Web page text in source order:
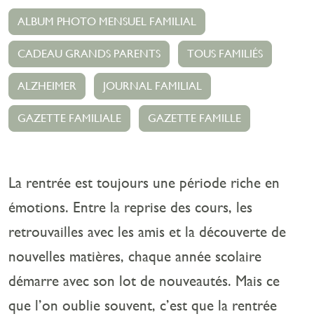
ALBUM PHOTO MENSUEL FAMILIAL
CADEAU GRANDS PARENTS TOUS FAMILIÉS
ALZHEIMER JOURNAL FAMILIAL
GAZETTE FAMILIALE GAZETTE FAMILLE
La rentrée est toujours une période riche en
émotions. Entre la reprise des cours, les
retrouvailles avec les amis et la découverte de
nouvelles matières, chaque année scolaire
démarre avec son lot de nouveautés. Mais ce
que l’on oublie souvent, c’est que la rentrée